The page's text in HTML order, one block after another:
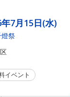
7月15日(水)
祭
イベント